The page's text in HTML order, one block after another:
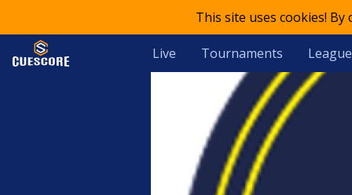
This site uses cookies!
Live Tournaments